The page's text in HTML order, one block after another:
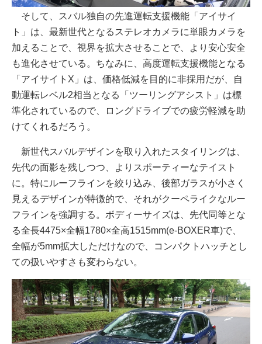
そして、スバル独自の先進運転支援機能「アイサイ
ト」は、最新世代となるステレオカメラに単眼カメラを
加えることで、視界を拡大させることで、より安心安全
も進化させている。ちなみに、高度運転支援機能となる
「アイサイトX」は、価格低減を目的に非採用だが、自
動運転レベル2相当となる「ツーリングアシスト」は標
準化されているので、ロングドライブでの疲労軽減を助
けてくれるだろう。
新世代スバルデザインを取り入れたスタイリングは、
先代の面影を残しつつ、よりスポーティーなテイスト
に。特にルーフラインを絞り込み、後部ガラスが小さく
見えるデザインが特徴的で、それがクーペライクなルー
フラインを強調する。ボディーサイズは、先代同等とな
る全長4475×全幅1780×全高1515mm(e-BOXER車)で、
全幅が5mm拡大しただけなので、コンパクトハッチとし
ての扱いやすさも変わらない。